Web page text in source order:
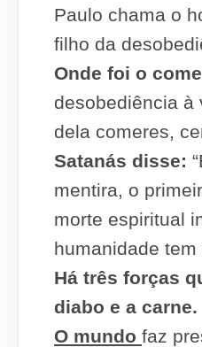
Paulo chama o
filho da
Onde foi o
desobediência à
dela comeres,
Satanás disse:
mentira, o
morte espiritual
humanidade
Há três forças
diabo e a carne.
O mundo faz